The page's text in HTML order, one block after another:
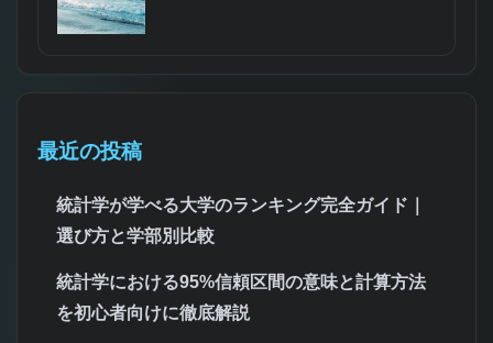
最近の投稿
統計学が学べる大学のランキング完全ガイド｜
選び方と学部別比較
統計学における95%信頼区間の意味と計算方法
を初心者向けに徹底解説